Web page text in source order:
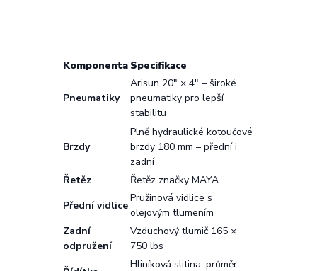
Komponenta Specifikace
Pneumatiky
Arisun 20" × 4" – široké
pneumatiky pro lepší
stabilitu
Brzdy
Plně hydraulické kotoučové
brzdy 180 mm – přední i
zadní
Řetěz
Řetěz značky MAYA
Přední vidlice
Pružinová vidlice s
olejovým tlumením
Zadní
odpružení
Vzduchový tlumič 165 ×
750 lbs
Hliníková slitina, průměr